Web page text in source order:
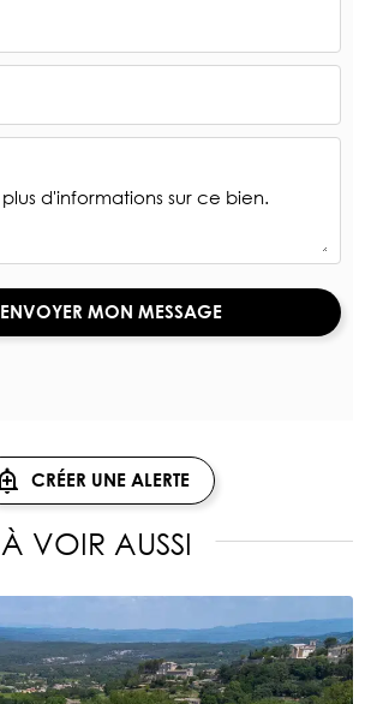
ENVOYER MON MESSAGE
CRÉER UNE ALERTE
À VOIR AUSSI